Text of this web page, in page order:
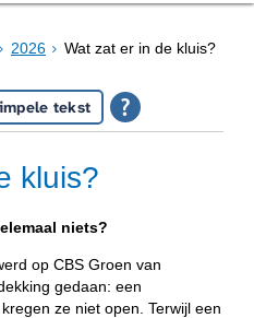
2026 Wat zat er in de kluis?
tekst
kluis?
niets?
op CBS Groen van
gedaan: een
ze niet open. Terwijl een